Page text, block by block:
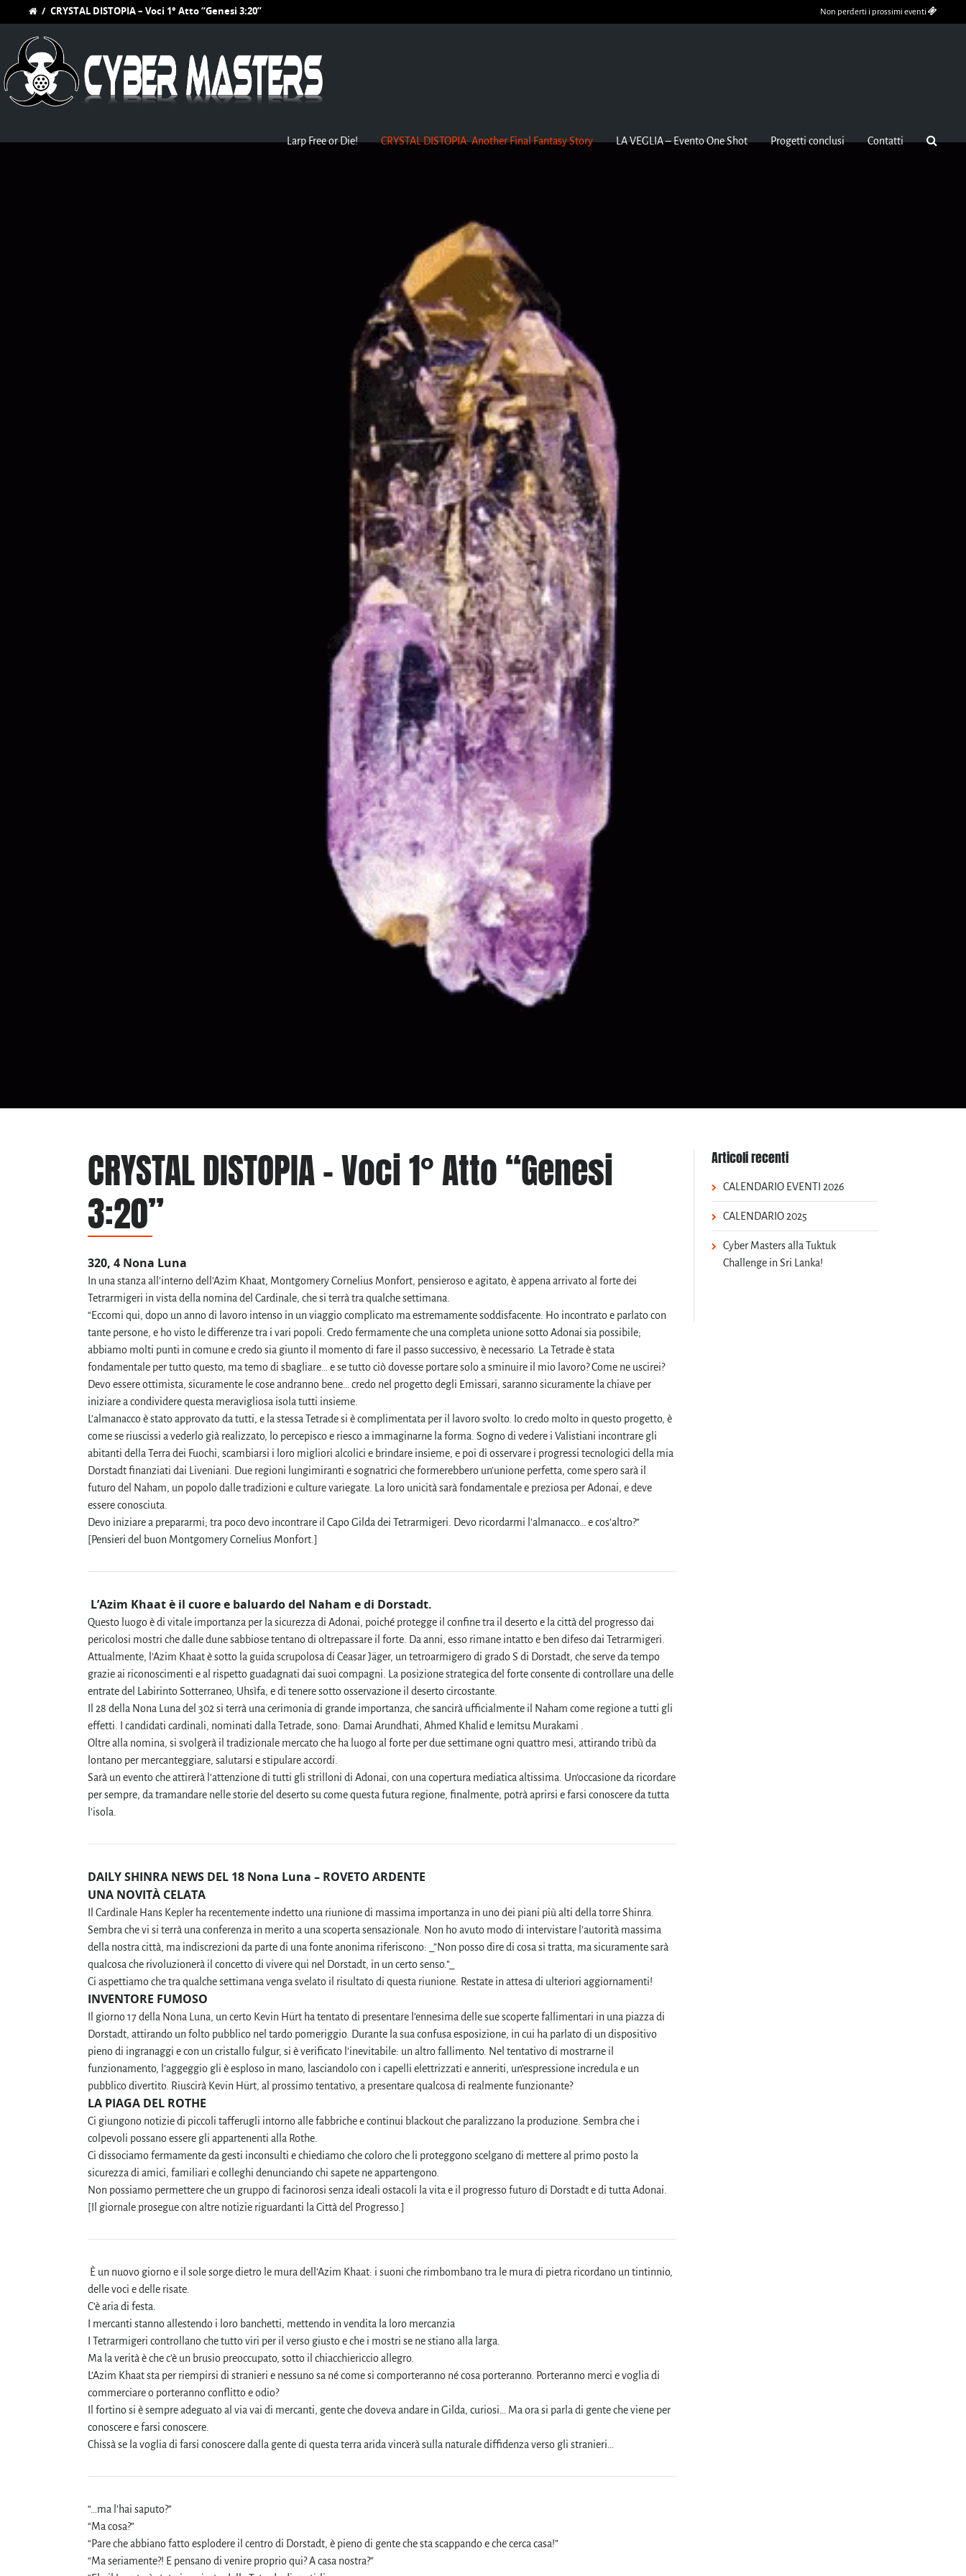
/ CRYSTAL DISTOPIA – Voci 1° Atto “Genesi 3:20” Non perderti i prossimi eventi
Larp Free or Die! CRYSTAL DISTOPIA: Another Final Fantasy Story LA VEGLIA – Evento One Shot Progetti conclusi Contatti
CRYSTAL DISTOPIA – Voci 1° Atto “Genesi
3:20”
320, 4 Nona Luna
In una stanza all’interno dell’Azim Khaat, Montgomery Cornelius Monfort, pensieroso e agitato, è appena arrivato al forte dei
Tetrarmigeri in vista della nomina del Cardinale, che si terrà tra qualche settimana.
“Eccomi qui, dopo un anno di lavoro intenso in un viaggio complicato ma estremamente soddisfacente. Ho incontrato e parlato con
tante persone, e ho visto le differenze tra i vari popoli. Credo fermamente che una completa unione sotto Adonai sia possibile;
abbiamo molti punti in comune e credo sia giunto il momento di fare il passo successivo, è necessario. La Tetrade è stata
fondamentale per tutto questo, ma temo di sbagliare… e se tutto ciò dovesse portare solo a sminuire il mio lavoro? Come ne uscirei?
Devo essere ottimista, sicuramente le cose andranno bene… credo nel progetto degli Emissari, saranno sicuramente la chiave per
iniziare a condividere questa meravigliosa isola tutti insieme.
L’almanacco è stato approvato da tutti, e la stessa Tetrade si è complimentata per il lavoro svolto. Io credo molto in questo progetto, è
come se riuscissi a vederlo già realizzato, lo percepisco e riesco a immaginarne la forma. Sogno di vedere i Valistiani incontrare gli
abitanti della Terra dei Fuochi, scambiarsi i loro migliori alcolici e brindare insieme, e poi di osservare i progressi tecnologici della mia
Dorstadt finanziati dai Liveniani. Due regioni lungimiranti e sognatrici che formerebbero un’unione perfetta, come spero sarà il
futuro del Naham, un popolo dalle tradizioni e culture variegate. La loro unicità sarà fondamentale e preziosa per Adonai, e deve
essere conosciuta.
Devo iniziare a prepararmi; tra poco devo incontrare il Capo Gilda dei Tetrarmigeri. Devo ricordarmi l’almanacco… e cos’altro?”
[Pensieri del buon Montgomery Cornelius Monfort.]
L’Azim Khaat è il cuore e baluardo del Naham e di Dorstadt.
Questo luogo è di vitale importanza per la sicurezza di Adonai, poiché protegge il confine tra il deserto e la città del progresso dai
pericolosi mostri che dalle dune sabbiose tentano di oltrepassare il forte. Da anni, esso rimane intatto e ben difeso dai Tetrarmigeri.
Attualmente, l’Azim Khaat è sotto la guida scrupolosa di Ceasar Jäger, un tetroarmigero di grado S di Dorstadt, che serve da tempo
grazie ai riconoscimenti e al rispetto guadagnati dai suoi compagni. La posizione strategica del forte consente di controllare una delle
entrate del Labirinto Sotterraneo, Uhsìfa, e di tenere sotto osservazione il deserto circostante.
Il 28 della Nona Luna del 302 si terrà una cerimonia di grande importanza, che sancirà ufficialmente il Naham come regione a tutti gli
effetti. I candidati cardinali, nominati dalla Tetrade, sono: Damai Arundhati, Ahmed Khalid e Iemitsu Murakami .
Oltre alla nomina, si svolgerà il tradizionale mercato che ha luogo al forte per due settimane ogni quattro mesi, attirando tribù da
lontano per mercanteggiare, salutarsi e stipulare accordi.
Sarà un evento che attirerà l’attenzione di tutti gli strilloni di Adonai, con una copertura mediatica altissima. Un’occasione da ricordare
per sempre, da tramandare nelle storie del deserto su come questa futura regione, finalmente, potrà aprirsi e farsi conoscere da tutta
l’isola.
DAILY SHINRA NEWS DEL 18 Nona Luna – ROVETO ARDENTE
UNA NOVITÀ CELATA
Il Cardinale Hans Kepler ha recentemente indetto una riunione di massima importanza in uno dei piani più alti della torre Shinra.
Sembra che vi si terrà una conferenza in merito a una scoperta sensazionale. Non ho avuto modo di intervistare l’autorità massima
della nostra città, ma indiscrezioni da parte di una fonte anonima riferiscono: _”Non posso dire di cosa si tratta, ma sicuramente sarà
qualcosa che rivoluzionerà il concetto di vivere qui nel Dorstadt, in un certo senso.”_
Ci aspettiamo che tra qualche settimana venga svelato il risultato di questa riunione. Restate in attesa di ulteriori aggiornamenti!
INVENTORE FUMOSO
Il giorno 17 della Nona Luna, un certo Kevin Hürt ha tentato di presentare l’ennesima delle sue scoperte fallimentari in una piazza di
Dorstadt, attirando un folto pubblico nel tardo pomeriggio. Durante la sua confusa esposizione, in cui ha parlato di un dispositivo
pieno di ingranaggi e con un cristallo fulgur, si è verificato l’inevitabile: un altro fallimento. Nel tentativo di mostrarne il
funzionamento, l’aggeggio gli è esploso in mano, lasciandolo con i capelli elettrizzati e anneriti, un’espressione incredula e un
pubblico divertito. Riuscirà Kevin Hürt, al prossimo tentativo, a presentare qualcosa di realmente funzionante?
LA PIAGA DEL ROTHE
Ci giungono notizie di piccoli tafferugli intorno alle fabbriche e continui blackout che paralizzano la produzione. Sembra che i
colpevoli possano essere gli appartenenti alla Rothe.
Ci dissociamo fermamente da gesti inconsulti e chiediamo che coloro che li proteggono scelgano di mettere al primo posto la
sicurezza di amici, familiari e colleghi denunciando chi sapete ne appartengono.
Non possiamo permettere che un gruppo di facinorosi senza ideali ostacoli la vita e il progresso futuro di Dorstadt e di tutta Adonai.
[Il giornale prosegue con altre notizie riguardanti la Città del Progresso.]
È un nuovo giorno e il sole sorge dietro le mura dell’Azim Khaat: i suoni che rimbombano tra le mura di pietra ricordano un tintinnio,
delle voci e delle risate.
C’è aria di festa.
I mercanti stanno allestendo i loro banchetti, mettendo in vendita la loro mercanzia
I Tetrarmigeri controllano che tutto viri per il verso giusto e che i mostri se ne stiano alla larga.
Ma la verità è che c’è un brusio preoccupato, sotto il chiacchiericcio allegro.
L’Azim Khaat sta per riempirsi di stranieri e nessuno sa né come si comporteranno né cosa porteranno. Porteranno merci e voglia di
commerciare o porteranno conflitto e odio?
Il fortino si è sempre adeguato al via vai di mercanti, gente che doveva andare in Gilda, curiosi… Ma ora si parla di gente che viene per
conoscere e farsi conoscere.
Chissà se la voglia di farsi conoscere dalla gente di questa terra arida vincerà sulla naturale diffidenza verso gli stranieri…
“…ma l’hai saputo?”
“Ma cosa?”
“Pare che abbiano fatto esplodere il centro di Dorstadt, è pieno di gente che sta scappando e che cerca casa!”
“Ma seriamente?! E pensano di venire proprio qui? A casa nostra?”
Articoli recenti
CALENDARIO EVENTI 2026
CALENDARIO 2025
Cyber Masters alla Tuktuk
Challenge in Sri Lanka!